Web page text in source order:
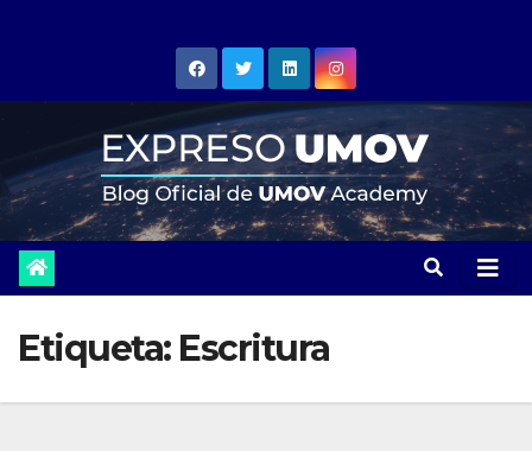
Etiqueta: Escritura